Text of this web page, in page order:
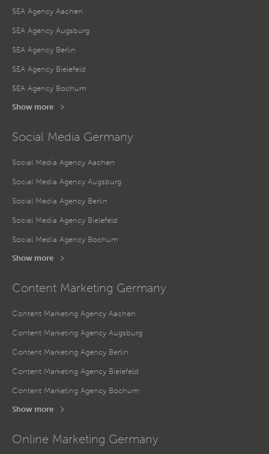
SEA Agency Aachen
SEA Agency Augsburg
SEA Agency Berlin
SEA Agency Bielefeld
SEA Agency Bochum
Show more
Social Media Germany
Social Media Agency Aachen
Social Media Agency Augsburg
Social Media Agency Berlin
Social Media Agency Bielefeld
Social Media Agency Bochum
Show more
Content Marketing Germany
Content Marketing Agency Aachen
Content Marketing Agency Augsburg
Content Marketing Agency Berlin
Content Marketing Agency Bielefeld
Content Marketing Agency Bochum
Show more
Online Marketing Germany